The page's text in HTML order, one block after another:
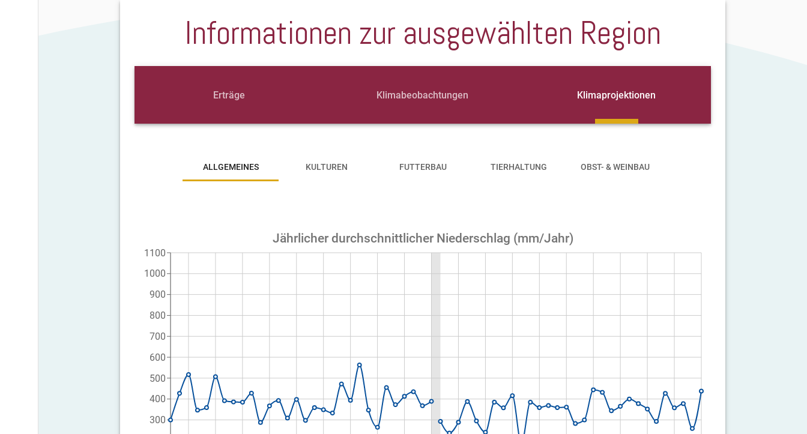
Informationen zur ausgewählten Region
Erträge Klimabeobachtungen Klimaprojektionen
ALLGEMEINES KULTUREN FUTTERBAU TIERHALTUNG OBST- & WEINBAU
Jährlicher durchschnittlicher Niederschlag (mm/Jahr)
300
400
500
600
700
800
900
1000
1100